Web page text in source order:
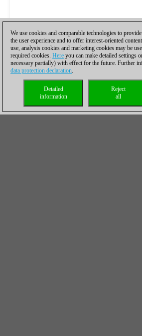
We use cookies and comparable technologies to
the user experience and to offer interest-oriented
use, analysis cookies and marketing cookies may be
required cookies. Here you can make detailed settings
necessary partially) with effect for the future. Further
data protection declaration.
Reject
all
Detailed
information